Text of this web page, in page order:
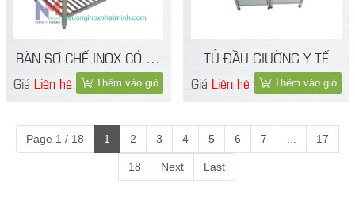
BÀN SƠ CHẾ INOX CÓ KỆ
DƯỚI
Giá Liên hệ Thêm vào giỏ
TỦ ĐẦU GIƯỜNG Y TẾ
Giá Liên hệ Thêm vào giỏ
Page 1 / 18 1 2 3 4 5 6 7 17
18 Next Last